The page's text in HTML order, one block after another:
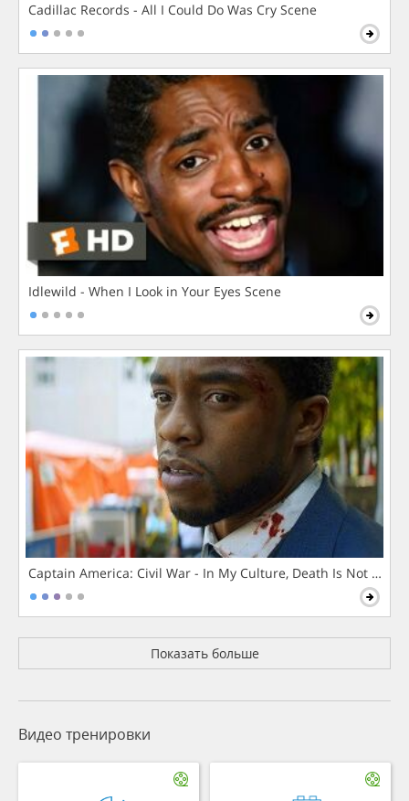
Cadillac Records - All I Could Do Was Cry Scene
Idlewild - When I Look in Your Eyes Scene
Captain America: Civil War - In My Culture, Death Is Not The
Показать больше
Видео тренировки